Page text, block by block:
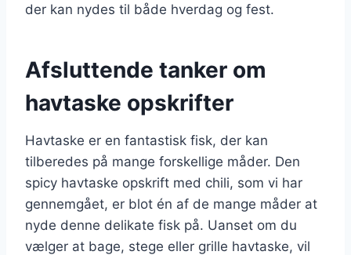
der kan nydes til både hverdag og fest.
Afsluttende tanker om
havtaske opskrifter
Havtaske er en fantastisk fisk, der kan
tilberedes på mange forskellige måder. Den
spicy havtaske opskrift med chili, som vi har
gennemgået, er blot én af de mange måder at
nyde denne delikate fisk på. Uanset om du
vælger at bage, stege eller grille havtaske, vil